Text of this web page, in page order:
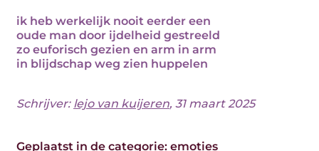
ik heb werkelijk nooit eerder een
oude man door ijdelheid gestreeld
zo euforisch gezien en arm in arm
in blijdschap weg zien huppelen
Schrijver: lejo van kuijeren, 31 maart 2025
Geplaatst in de categorie: emoties